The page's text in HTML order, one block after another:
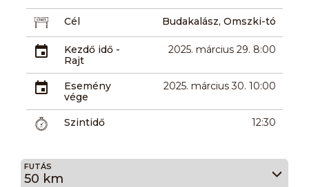
Cél Budakalász, Omszki-tó
Kezdő idő -
Rajt
2025. március 29. 8:00
Esemény
vége
2025. március 30. 10:00
Szintidő 12:30
FUTÁS
50 km